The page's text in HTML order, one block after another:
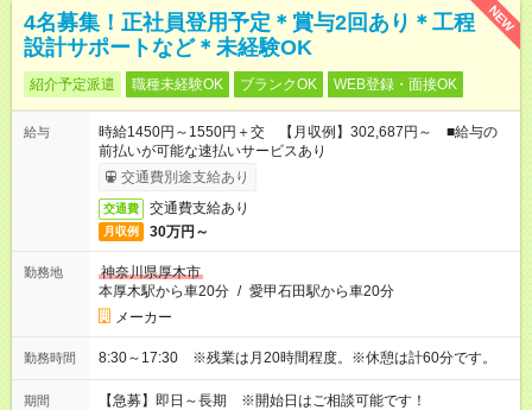
NEW
4名募集！正社員登用予定＊賞与2回あり＊工程
設計サポートなど＊未経験OK
紹介予定派遣 職種未経験OK ブランクOK WEB登録・面接OK
給与
時給1450円～1550円＋交 【月収例】302,687円～ ■給与の
前払いが可能な速払いサービスあり
交通費別途支給あり
交通費 交通費支給あり
月収例 30万円～
勤務地
神奈川県厚木市
本厚木駅から車20分 / 愛甲石田駅から車20分
メーカー
勤務時間 8:30～17:30 ※残業は月20時間程度。※休憩は計60分です。
期間 【急募】即日～長期 ※開始日はご相談可能です！